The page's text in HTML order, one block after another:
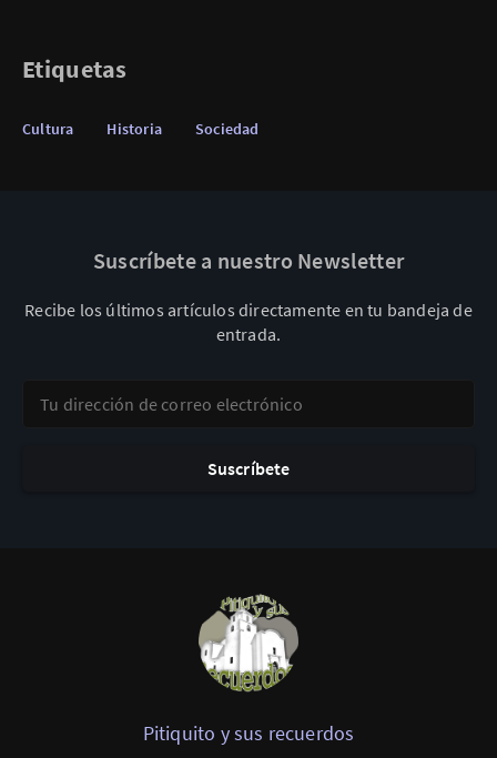
Etiquetas
Cultura Historia Sociedad
Suscríbete a nuestro Newsletter
Recibe los últimos artículos directamente en tu bandeja de
entrada.
Suscríbete
Pitiquito y sus recuerdos